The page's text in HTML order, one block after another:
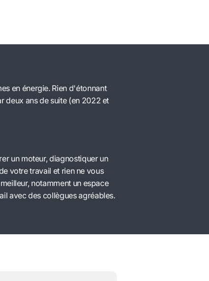
en énergie. Rien d'étonnant
deux ans de suite (en 2022 et
un moteur, diagnostiquer un
votre travail et rien ne vous
notamment un espace
avec des collègues agréables.